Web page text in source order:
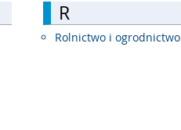
R
Rolnictwo i ogrodnictwo